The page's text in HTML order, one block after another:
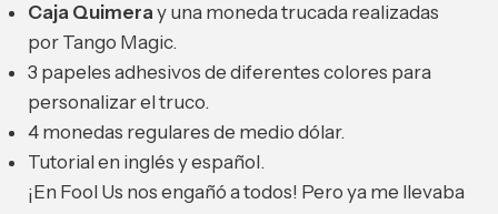
Caja Quimeray una moneda trucada realizadas
por Tango Magic.
3 papeles adhesivos de diferentes colores para
personalizar el truco.
4 monedas regulares de medio dólar.
Tutorial en inglés y español.
¡En Fool Us nos engañó a todos! Pero ya me llevaba